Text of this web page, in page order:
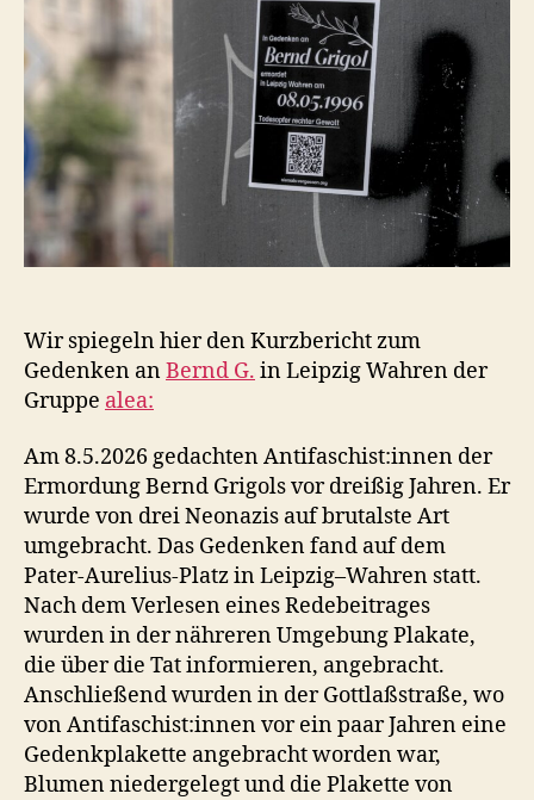
rechter
Gewalt.“
Wir spiegeln hier den Kurzbericht zum
Gedenken anBernd G. in Leipzig Wahren der
Gruppe alea:
Am 8.5.2026 gedachten Antifaschist:innen der
Ermordung Bernd Grigols vor dreißig Jahren. Er
wurde von drei Neonazis auf brutalste Art
umgebracht. Das Gedenken fand auf dem
Pater-Aurelius-Platz in Leipzig–Wahren statt.
Nach dem Verlesen eines Redebeitrages
wurden in der nähreren Umgebung Plakate,
die über die Tat informieren, angebracht.
Anschließend wurden in der Gottlaßstraße, wo
von Antifaschist:innen vor ein paar Jahren eine
Gedenkplakette angebracht worden war,
Blumen niedergelegt und die Plakette von